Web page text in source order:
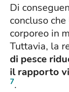
Di
concluso
corporeo in
Tuttavia, la
di pesce
il rapporto
7.